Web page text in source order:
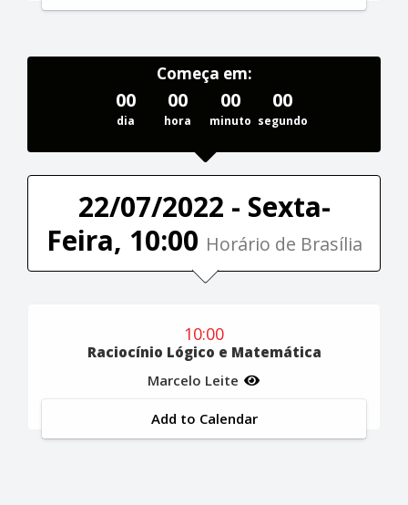
Começa em:
00
dia
00
hora
00
minuto
00
segundo
22/07/2022 - Sexta-
Feira, 10:00 Horário de Brasília
10:00
Raciocínio Lógico e Matemática
Marcelo Leite
Add to Calendar